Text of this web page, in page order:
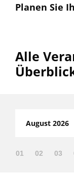
Planen Sie
Alle
August 2026
01 02 03